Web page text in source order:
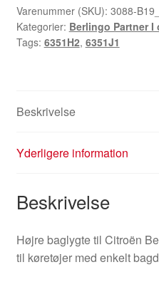
6351J1
6351H2
antal
Varenummer (SKU): 3088-
Kategorier: Berlingo Partner I
Tags: 6351H2, 6351J1
Beskrivelse
Yderligere information
Beskrivelse
Højre baglygte til Citroën
til køretøjer med enkelt